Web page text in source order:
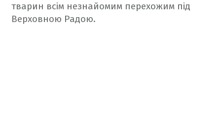
тварин всім незнайомим перехожим під
Верховною Радою.